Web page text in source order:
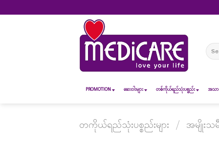
to
for:
PROMOTION ဆေး၀ါးများ တစ်ကိုယ်ရည်သုံးပစ္စည်း အသာ
တကိုယ်ရည်သုံးပစ္စည်းများ / အမျိုးသ